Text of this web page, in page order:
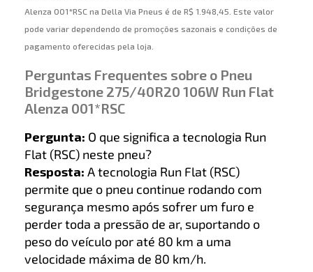
Alenza 001*RSC na Della Via Pneus é de R$ 1.948,45. Este valor
pode variar dependendo de promoções sazonais e condições de
pagamento oferecidas pela loja.
Perguntas Frequentes sobre o Pneu
Bridgestone 275/40R20 106W Run Flat
Alenza 001*RSC
Pergunta: O que significa a tecnologia Run
Flat (RSC) neste pneu?
Resposta: A tecnologia Run Flat (RSC)
permite que o pneu continue rodando com
segurança mesmo após sofrer um furo e
perder toda a pressão de ar, suportando o
peso do veículo por até 80 km a uma
velocidade máxima de 80 km/h.